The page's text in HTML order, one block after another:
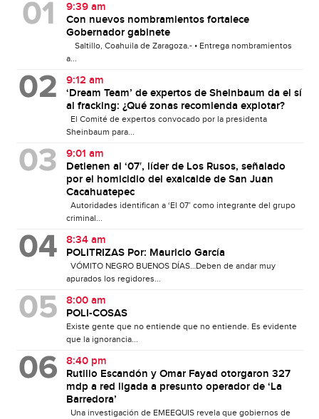
9:39 am
Con nuevos nombramientos fortalece
Gobernador gabinete
Saltillo, Coahuila de Zaragoza.- • Entrega nombramientos
a...
9:12 am
‘Dream Team’ de expertos de Sheinbaum da el sí
al fracking: ¿Qué zonas recomienda explotar?
El Comité de expertos convocado por la presidenta
Sheinbaum para...
9:01 am
Detienen al ‘07′, líder de Los Rusos, señalado
por el homicidio del exalcalde de San Juan
Cacahuatepec
Autoridades identifican a ‘El 07’ como integrante del grupo
criminal...
8:34 am
POLITRIZAS Por: Mauricio García
VÓMITO NEGRO BUENOS DÍAS…Deben de andar muy
apurados los regidores...
8:00 am
POLI-COSAS
Existe gente que no entiende que no entiende. Es evidente
que la ignorancia...
8:40 pm
Rutilio Escandón y Omar Fayad otorgaron 327
mdp a red ligada a presunto operador de ‘La
Barredora’
Una investigación de EMEEQUIS revela que gobiernos de